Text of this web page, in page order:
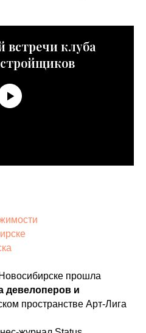
встречи клуба
прошла
девелоперов и
пространстве Арт-Лига